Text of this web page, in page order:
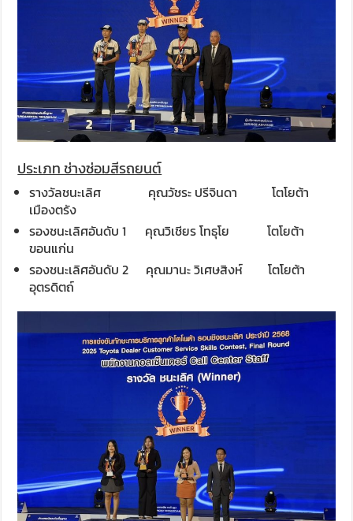
ประเภท ช่างซ่อมสีรถยนต์
รางวัลชนะเลิศ คุณวัชระ ปรีจินดา โตโยต้า
เมืองตรัง
รองชนะเลิศอันดับ 1 คุณวิเชียร โทธุโย โตโยต้า
ขอนแก่น
รองชนะเลิศอันดับ 2
คุณมานะ วิเศษสิงห์ โตโยต้า
อุตรดิตถ์